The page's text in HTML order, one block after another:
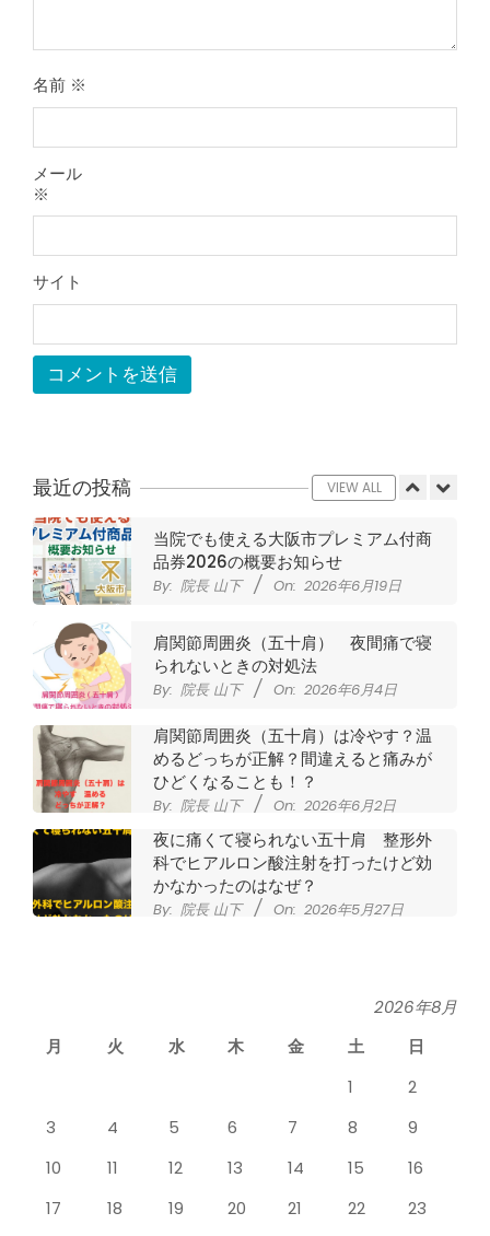
名前 ※
メール
※
サイト
最近の投稿 VIEW ALL
たほうがいい？それとも温める？
整形外科で水を抜きヒアルロン酸注射
ジャンプやダッシュで膝のお皿の下が
自分で貼れるテーピングのご紹介
痛い！膝蓋靭帯炎になってしまったら
サポーターはつけるべき？
By: 院長 山下
2026年7月11日
当院でも使える大阪市プレミアム付商
品券2026の概要お知らせ
By: 院長 山下 On: 2026年6月19日
肩関節周囲炎（五十肩） 夜間痛で寝
られないときの対処法
By: 院長 山下 On: 2026年6月4日
肩関節周囲炎（五十肩）は冷やす？温
めるどっちが正解？間違えると痛みが
ひどくなることも！？
By: 院長 山下 On: 2026年6月2日
夜に痛くて寝られない五十肩 整形外
科でヒアルロン酸注射を打ったけど効
かなかったのはなぜ？
By: 院長 山下 On: 2026年5月27日
2026年5月26日
膝のお皿の下が痛くて運動できない！
たほうがいい？それとも温める？
By: 院長 山下 On: 2026年5月25日
をしても痛みが取れない膝痛で来院さ
れた患者さまの声
By: 院長 山下 On: 2026年5月23日
2026年8月
月
火 水 木 金 土
日
1
2
3
4 5 6 7 8
9
10
11 12 13 14 15
16
17
18 19 20 21 22
23